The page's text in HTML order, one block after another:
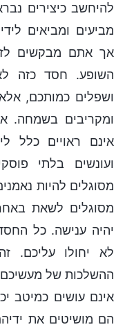
להיחשב כיצירים
מביעים ומביאים
אך אתם מבקשים
השופע. חסד כזה
ושפלים כמותכם,
ומקריבים בשמחה.
אינם ראויים כלל
ועונשים בלתי
מסוגלים להיות
מסוגלים לשאת
יהיה ענישה. כל
לא יחולו עליכם.
ההשלכות של
אינם עושים כמיטב
הם מושיטים את